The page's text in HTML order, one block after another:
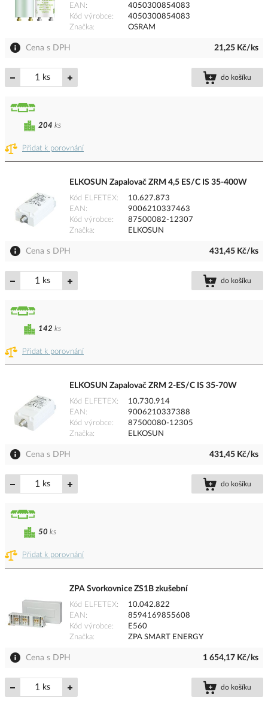
EAN
4050300854083
Kód výrobce
4050300854083
Značka
OSRAM
Cena s DPH 21,25 Kč/ks
ks do košíku
Přidat k porovnání
204 ks
ELKOSUN Zapalovač ZRM 4,5 ES/C IS 35-400W
Kód ELFETEX
10.627.873
EAN
9006210337463
Kód výrobce
87500082-12307
Značka
ELKOSUN
Cena s DPH 431,45 Kč/ks
ks do košíku
Přidat k porovnání
142 ks
ELKOSUN Zapalovač ZRM 2-ES/C IS 35-70W
Kód ELFETEX
10.730.914
EAN
9006210337388
Kód výrobce
87500080-12305
Značka
ELKOSUN
Cena s DPH 431,45 Kč/ks
ks do košíku
Přidat k porovnání
50 ks
ZPA Svorkovnice ZS1B zkušební
Kód ELFETEX
10.042.822
EAN
8594169855608
Kód výrobce
E560
Značka
ZPA SMART ENERGY
Cena s DPH 1 654,17 Kč/ks
ks do košíku